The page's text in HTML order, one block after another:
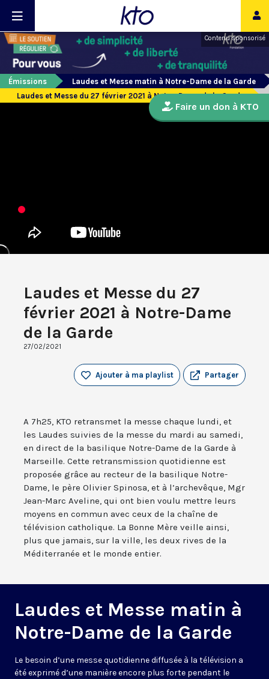
Contenu sponsorisé
Émissions
Laudes et Messe matin à Notre-Dame de la Garde
Laudes et Messe du 27 février 2021 à Notre-Dame de la Garde
Laudes et Messe du 27
février 2021 à Notre-Dame
de la Garde
27/02/2021
Partager
Ajouter à ma playlist
A 7h25, KTO retransmet la messe chaque lundi, et
les Laudes suivies de la messe du mardi au samedi,
en direct de la basilique Notre-Dame de la Garde à
Marseille. Cette retransmission quotidienne est
proposée grâce au recteur de la basilique Notre-
Dame, le père Olivier Spinosa, et à l’archevêque, Mgr
Jean-Marc Aveline, qui ont bien voulu mettre leurs
moyens en commun avec ceux de la chaîne de
télévision catholique. La Bonne Mère veille ainsi,
plus que jamais, sur la ville, les deux rives de la
Méditerranée et le monde entier.
Laudes et Messe matin à
Notre-Dame de la Garde
Le besoin d’une messe quotidienne diffusée à la télévision a
été exprimé d’une manière encore plus forte pendant le
Faire un don à KTO